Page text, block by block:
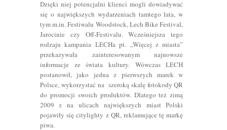
Dzięki niej potencjalni klienci mogli dowiadywać
się o największych wydarzeniach tamtego lata, w
tym m.in. Festiwalu Woodstock, Lech Bike Festival,
Jarocinie czy Off-Festivalu. Wcześniejsza tego
rodzaju kampania LECHa pt. „Więcej z miasta”
przekazywała zainteresowanym najnowsze
informacje ze świata kultury. Wówczas LECH
postanowił, jako jedna z pierwszych marek w
Polsce, wykorzystać na szeroką skalę fotokody QR
do promocji swoich produktów. Dlatego też zimą
2009 r. na ulicach największych miast Polski
pojawiły się citylighty z QR, reklamujące tę markę
piwa.